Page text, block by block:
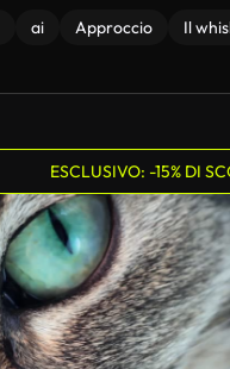
ai Approccio Il
ESCLUSIVO: -15% DI